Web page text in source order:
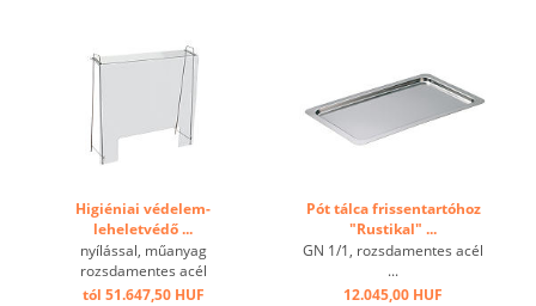
Higiéniai védelem-
leheletvédő ...
nyílással, műanyag
rozsdamentes acél
konzolon ...
tól 51.647,50 HUF
Pót tálca frissentartóhoz
"Rustikal" ...
GN 1/1, rozsdamentes acél
...
12.045,00 HUF